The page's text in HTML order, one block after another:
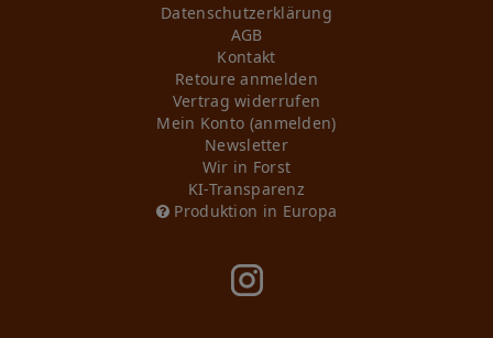
Daten­schutz­erklärung
AGB
Kontakt
Retoure anmelden
Vertrag widerrufen
Mein Konto (anmelden)
Newsletter
Wir in Forst
KI-Transparenz
Produktion in Europa